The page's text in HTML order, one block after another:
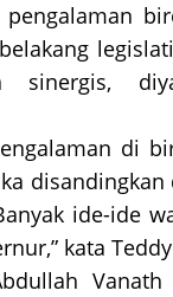
di
ide-ide
kata